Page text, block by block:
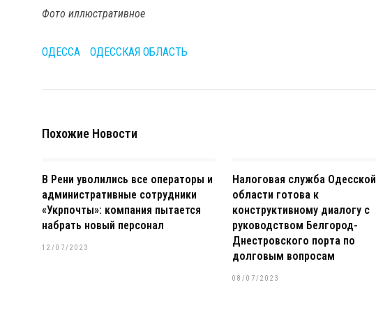
Фото иллюстративное
ОДЕССА ОДЕССКАЯ ОБЛАСТЬ
Похожие Новости
В Рени уволились все операторы и
административные сотрудники
«Укрпочты»: компания пытается
набрать новый персонал
12/07/2023
Налоговая служба Одесской
области готова к
конструктивному диалогу с
руководством Белгород-
Днестровского порта по
долговым вопросам
08/07/2023